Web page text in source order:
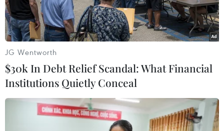
còn sót lại.
JG Wentworth
$30k In Debt Relief Scandal: What Financial
Institutions Quietly Conceal